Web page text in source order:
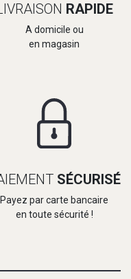
RAPIDE
A domicile ou
en magasin
SÉCURISÉ
Payez par carte bancaire
en toute sécurité !